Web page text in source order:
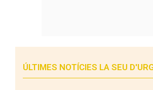
ÚLTIMES NOTÍCIES LA SEU